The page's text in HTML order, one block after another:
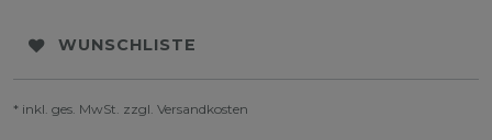
WUNSCHLISTE
* inkl. ges. MwSt. zzgl. Versandkosten